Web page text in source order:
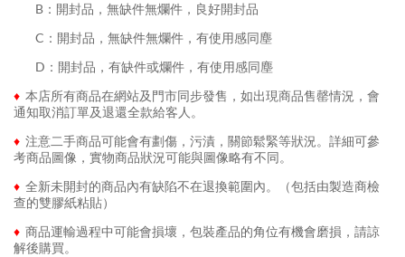
B：開封品，無缺件無爛件，良好開封品
C：開封品，無缺件無爛件，有使用感同塵
D：開封品，有缺件或爛件，有使用感同塵
♦ 本店所有商品在網站及門市同步發售，如出現商品售罄情況，會
通知取消訂單及退還全款給客人。
♦ 注意二手商品可能會有劃傷，污漬，關節鬆緊等狀況。詳細可參
考商品圖像，實物商品狀況可能與圖像略有不同。
♦ 全新未開封的商品內有缺陷不在退換範圍內。（包括由製造商檢
查的雙膠紙粘貼）
♦ 商品運輸過程中可能會損壞，包裝產品的角位有機會磨損，請諒
解後購買。